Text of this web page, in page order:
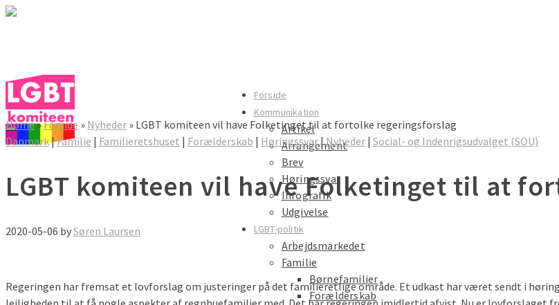
Forside
Kommunikation
Artikel
Arrangement
Brev
Høringssvar
Infografik
Udgivelse
LGBT-politik
Arbejdsmarkedet
Familie
Børnefamilier
Forælderskab
LGBT komiteen
Home»Forside » Nyheder » LGBT komiteen vil have Folketinget til at fortolke regeringsforslag
Danmark|Familie | Familieretshuset | Forælderskab | Høringssvar|Nyheder | Social- og Indenrigsudvalget (SOU)
LGBT komiteen vil have Folketinget til at
2020-05-06 bySøren Laursen
Regeringen har fremsat et lovforslag om justeringer på det familieretlige område. Et udkast har været sendt i